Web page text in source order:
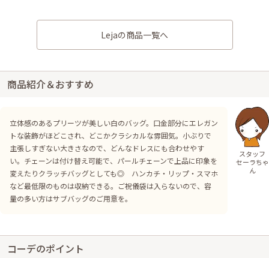
Lejaの商品一覧へ
商品紹介＆おすすめ
立体感のあるプリーツが美しい白のバッグ。口金部分にエレガン
トな装飾がほどこされ、どこかクラシカルな雰囲気。小ぶりで
主張しすぎない大きさなので、どんなドレスにも合わせやす
い。チェーンは付け替え可能で、パールチェーンで上品に印象を
変えたりクラッチバッグとしても◎ ハンカチ・リップ・スマホ
など最低限のものは収納できる。ご祝儀袋は入らないので、容
量の多い方はサブバッグのご用意を。
スタッフ
セーラちゃ
ん
コーデのポイント